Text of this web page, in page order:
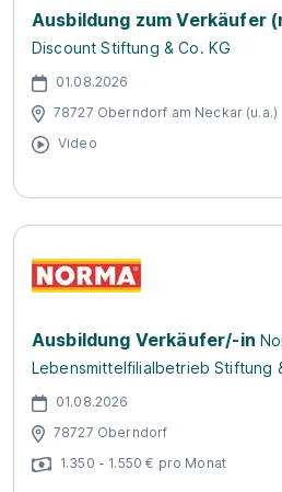
Ausbildung zum Verkäufer
Discount Stiftung & Co. KG
01.08.2026
78727 Oberndorf am Neckar (u.a.)
Video
Ausbildung Verkäufer/-in
Lebensmittelfilialbetrieb Stiftung
01.08.2026
78727 Oberndorf
1.350 - 1.550 € pro Monat